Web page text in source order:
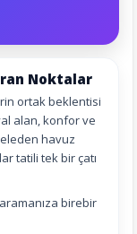
Noktalar
ortak beklentisi
alan, konfor ve
havuz
tatili tek bir çatı
birebir